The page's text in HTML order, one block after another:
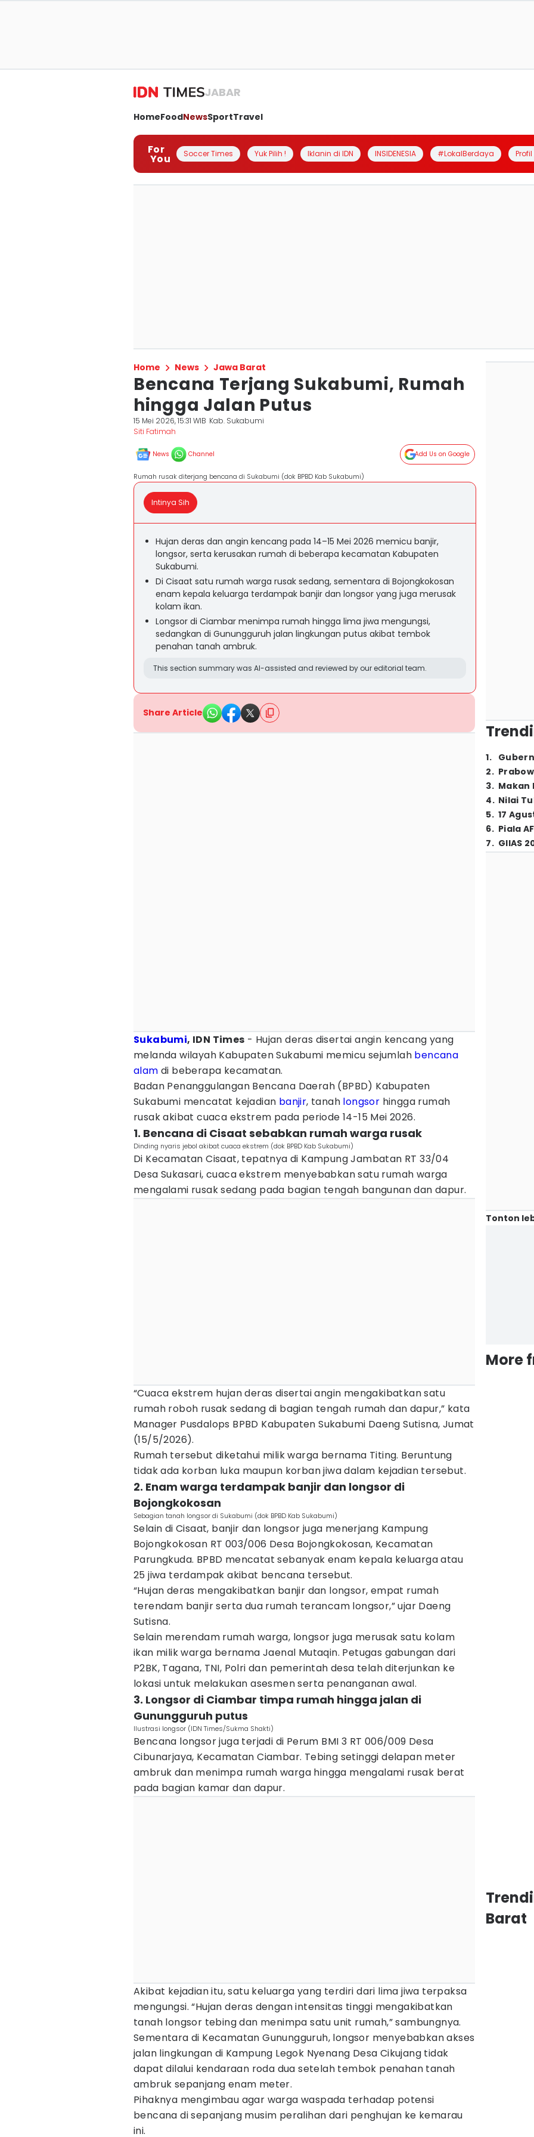
JABAR
HomeFoodNewsSportTravel
For
You Soccer Times Yuk Pilih ! Iklanin di IDN INSIDENESIA #LokalBerdaya
Home News Jawa Barat
Bencana Terjang Sukabumi, Rumah
hingga Jalan Putus
15 Mei 2026, 15:31 WIB Kab. Sukabumi
Siti Fatimah
News Channel Add Us on Google
Rumah rusak diterjang bencana di Sukabumi (dok BPBD Kab Sukabumi)
Intinya Sih
Hujan deras dan angin kencang pada 14–15 Mei 2026 memicu banjir,
longsor, serta kerusakan rumah di beberapa kecamatan Kabupaten
Sukabumi.
Di Cisaat satu rumah warga rusak sedang, sementara di Bojongkokosan
enam kepala keluarga terdampak banjir dan longsor yang juga merusak
kolam ikan.
Longsor di Ciambar menimpa rumah hingga lima jiwa mengungsi,
sedangkan di Gunungguruh jalan lingkungan putus akibat tembok
penahan tanah ambruk.
This section summary was AI-assisted and reviewed by our editorial team.
Share Article
Sukabumi, IDN Times - Hujan deras disertai angin kencang yang
melanda wilayah Kabupaten Sukabumi memicu sejumlah bencana
alam di beberapa kecamatan.
Badan Penanggulangan Bencana Daerah (BPBD) Kabupaten
Sukabumi mencatat kejadian banjir, tanah longsor hingga rumah
rusak akibat cuaca ekstrem pada periode 14-15 Mei 2026.
1. Bencana di Cisaat sebabkan rumah warga rusak
Dinding nyaris jebol akibat cuaca ekstrem (dok BPBD Kab Sukabumi)
Di Kecamatan Cisaat, tepatnya di Kampung Jambatan RT 33/04
Desa Sukasari, cuaca ekstrem menyebabkan satu rumah warga
mengalami rusak sedang pada bagian tengah bangunan dan dapur.
“Cuaca ekstrem hujan deras disertai angin mengakibatkan satu
rumah roboh rusak sedang di bagian tengah rumah dan dapur,” kata
Manager Pusdalops BPBD Kabupaten Sukabumi Daeng Sutisna, Jumat
(15/5/2026).
Rumah tersebut diketahui milik warga bernama Titing. Beruntung
tidak ada korban luka maupun korban jiwa dalam kejadian tersebut.
2. Enam warga terdampak banjir dan longsor di
Bojongkokosan
Sebagian tanah longsor di Sukabumi (dok BPBD Kab Sukabumi)
Selain di Cisaat, banjir dan longsor juga menerjang Kampung
Bojongkokosan RT 003/006 Desa Bojongkokosan, Kecamatan
Parungkuda. BPBD mencatat sebanyak enam kepala keluarga atau
25 jiwa terdampak akibat bencana tersebut.
“Hujan deras mengakibatkan banjir dan longsor, empat rumah
terendam banjir serta dua rumah terancam longsor,” ujar Daeng
Sutisna.
Selain merendam rumah warga, longsor juga merusak satu kolam
ikan milik warga bernama Jaenal Mutaqin. Petugas gabungan dari
P2BK, Tagana, TNI, Polri dan pemerintah desa telah diterjunkan ke
lokasi untuk melakukan asesmen serta penanganan awal.
3. Longsor di Ciambar timpa rumah hingga jalan di
Gunungguruh putus
Ilustrasi longsor (IDN Times/Sukma Shakti)
Bencana longsor juga terjadi di Perum BMI 3 RT 006/009 Desa
Cibunarjaya, Kecamatan Ciambar. Tebing setinggi delapan meter
ambruk dan menimpa rumah warga hingga mengalami rusak berat
pada bagian kamar dan dapur.
Akibat kejadian itu, satu keluarga yang terdiri dari lima jiwa terpaksa
mengungsi. “Hujan deras dengan intensitas tinggi mengakibatkan
tanah longsor tebing dan menimpa satu unit rumah,” sambungnya.
Sementara di Kecamatan Gunungguruh, longsor menyebabkan akses
jalan lingkungan di Kampung Legok Nyenang Desa Cikujang tidak
dapat dilalui kendaraan roda dua setelah tembok penahan tanah
ambruk sepanjang enam meter.
Pihaknya mengimbau agar warga waspada terhadap potensi
bencana di sepanjang musim peralihan dari penghujan ke kemarau
ini.
1.
2.
3. Makan
4. Nilai
5. 17
6. Piala
7. GIIAS
Tonton
More
Barat